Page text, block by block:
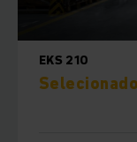
EKS 210